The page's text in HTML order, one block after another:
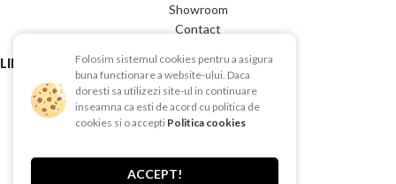
Showroom
Contact
LINK-URI UTILE
Termeni si conditii
Politica de Confientialitate
Politica de retur
Livrare si plata
Folosim sistemul cookies pentru a asigura
buna functionare a website-ului. Daca
doresti sa utilizezi site-ul in continuare
inseamna ca esti de acord cu politica de
cookies si o accepti Politica cookies
ACCEPT!